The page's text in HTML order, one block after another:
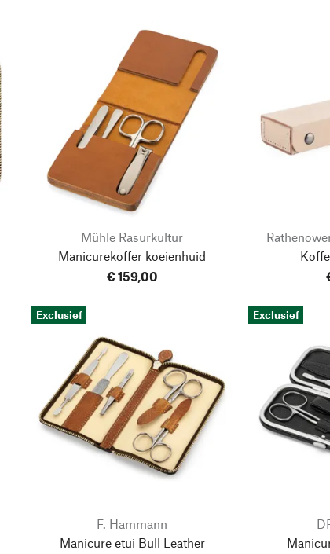
Mühle Rasurkultur
Manicurekoffer koeienhuid
€ 159,00
Exclusief
F. Hammann
Manicure etui Bull Leather
Exclusief